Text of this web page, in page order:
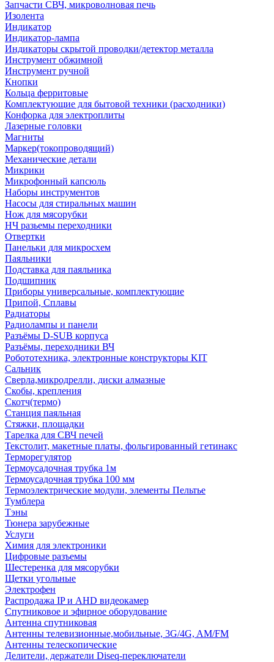
Запчасти СВЧ, микроволновая печь
Изолента
Индикатор
Индикатор-лампа
Индикаторы скрытой проводки/детектор металла
Инструмент обжимной
Инструмент ручной
Кнопки
Кольца ферритовые
Комплектующие для бытовой техники (расходники)
Конфорка для электроплиты
Лазерные головки
Магниты
Маркер(токопроводящий)
Механические детали
Микрики
Микрофонный капсюль
Наборы инструментов
Насосы для стиральных машин
Нож для мясорубки
НЧ разьемы переходники
Отвертки
Панельки для микросхем
Паяльники
Подставка для паяльника
Подшипник
Приборы универсальные, комплектующие
Припой, Сплавы
Радиаторы
Радиолампы и панели
Разъёмы D-SUB корпуса
Разъёмы, переходники ВЧ
Робототехника, электронные конструкторы KIT
Сальник
Сверла,микродрелли, диски алмазные
Скобы, крепления
Скотч(термо)
Станция паяльная
Стяжки, площадки
Тарелка для СВЧ печей
Текстолит, макетные платы, фольгированный гетинакс
Терморегулятор
Термоусадочная трубка 1м
Термоусадочная трубка 100 мм
Термоэлектрические модули, элементы Пельтье
Тумблера
Тэны
Тюнера зарубежные
Услуги
Химия для электроники
Цифровые разъемы
Шестеренка для мясорубки
Щетки угольные
Электрофен
Распродажа IP и AHD видеокамер
Спутниковое и эфирное оборудование
Антенна спутниковая
Антенны телевизионные,мобильные, 3G/4G, AM/FM
Антенны телескопические
Делители, держатели Diseq-переключатели